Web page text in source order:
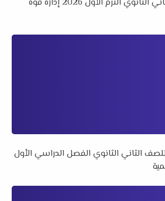
امتحان الفيزياء للصف الثاني الثانوي الترم الأول 2026 إدارة فوه
للصف الثاني الثانوي الفصل الدراسي الأول